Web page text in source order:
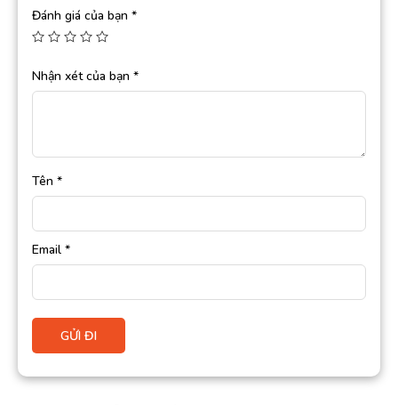
Đánh giá của bạn *
Nhận xét của bạn *
Tên *
Email *